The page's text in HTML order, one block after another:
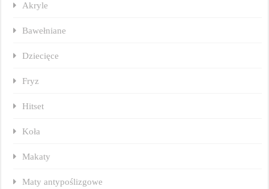
Akryle
Bawełniane
Dziecięce
Fryz
Hitset
Koła
Makaty
Maty antypoślizgowe